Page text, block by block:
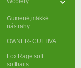
Woblery
Gumené,mäkké
nástrahy
OWNER- CULTIVA
Fox Rage soft
softbaits